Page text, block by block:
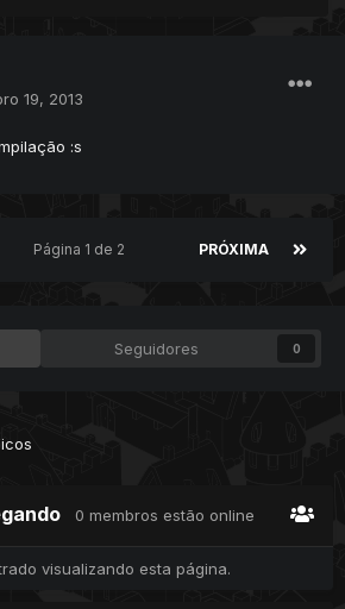
19, 2013
:s
PRÓXIMA
Página 1 de 2
Seguidores 0
0 membros estão online
visualizando esta página.